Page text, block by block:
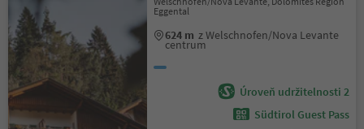
Eggental
624 m z Welschnofen/Nova Levante
centrum
Úroveň udržitelnosti 2
Südtirol Guest Pass